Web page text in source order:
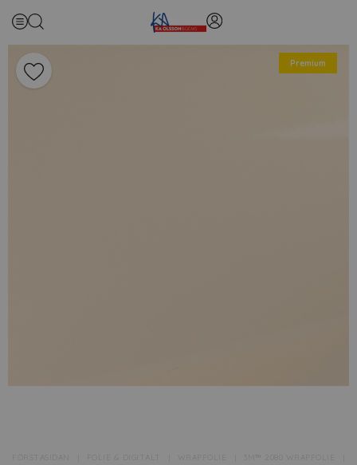
Premium
FÖRSTASIDAN FOLIE & DIGITALT 3M™ 2080 WRAPFOLIE